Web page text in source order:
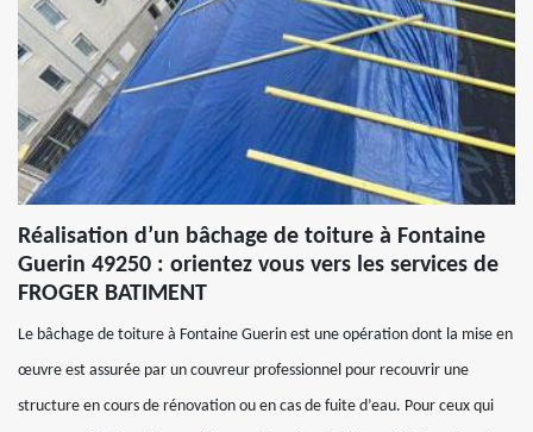
Réalisation d’un bâchage de toiture à Fontaine
Guerin 49250 : orientez vous vers les services de
FROGER BATIMENT
Le bâchage de toiture à Fontaine Guerin est une opération dont la mise en
œuvre est assurée par un couvreur professionnel pour recouvrir une
structure en cours de rénovation ou en cas de fuite d’eau. Pour ceux qui